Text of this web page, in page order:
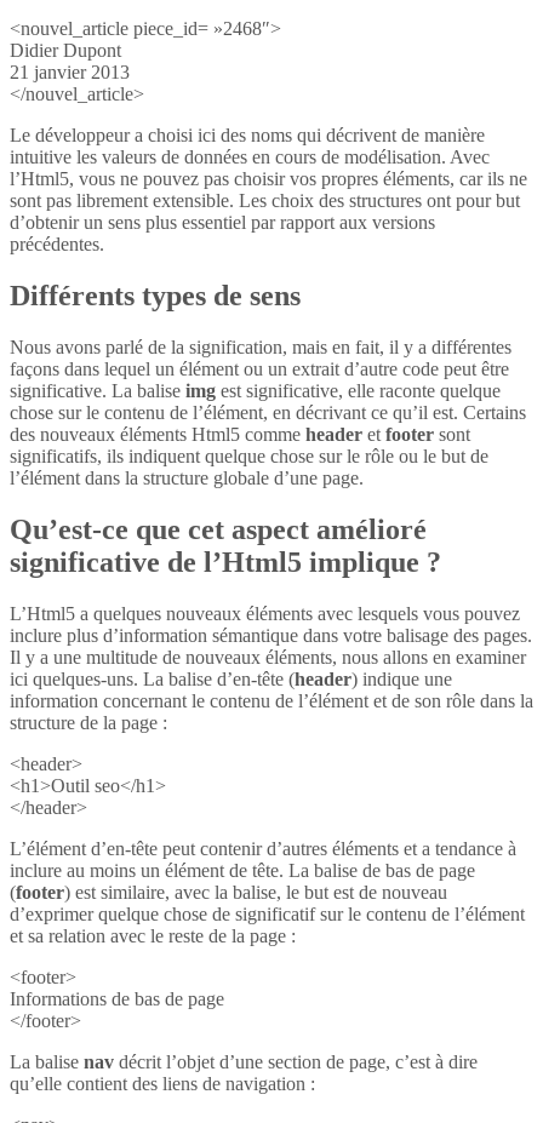
<nouvel_article piece_id= »2468″>
Didier Dupont
21 janvier 2013
</nouvel_article>
Le développeur a choisi ici des noms qui décrivent de manière
intuitive les valeurs de données en cours de modélisation. Avec
l’Html5, vous ne pouvez pas choisir vos propres éléments, car ils ne
sont pas librement extensible. Les choix des structures ont pour but
d’obtenir un sens plus essentiel par rapport aux versions
précédentes.
Différents types de sens
Nous avons parlé de la signification, mais en fait, il y a différentes
façons dans lequel un élément ou un extrait d’autre code peut être
significative. La balise img est significative, elle raconte quelque
chose sur le contenu de l’élément, en décrivant ce qu’il est. Certains
des nouveaux éléments Html5 comme header et footer sont
significatifs, ils indiquent quelque chose sur le rôle ou le but de
l’élément dans la structure globale d’une page.
Qu’est-ce que cet aspect amélioré
significative de l’Html5 implique ?
L’Html5 a quelques nouveaux éléments avec lesquels vous pouvez
inclure plus d’information sémantique dans votre balisage des pages.
Il y a une multitude de nouveaux éléments, nous allons en examiner
ici quelques-uns. La balise d’en-tête (header) indique une
information concernant le contenu de l’élément et de son rôle dans la
structure de la page :
<header>
<h1>Outil seo</h1>
</header>
L’élément d’en-tête peut contenir d’autres éléments et a tendance à
inclure au moins un élément de tête. La balise de bas de page
(footer) est similaire, avec la balise, le but est de nouveau
d’exprimer quelque chose de significatif sur le contenu de l’élément
et sa relation avec le reste de la page :
<footer>
Informations de bas de page
</footer>
La balise nav décrit l’objet d’une section de page, c’est à dire
qu’elle contient des liens de navigation :